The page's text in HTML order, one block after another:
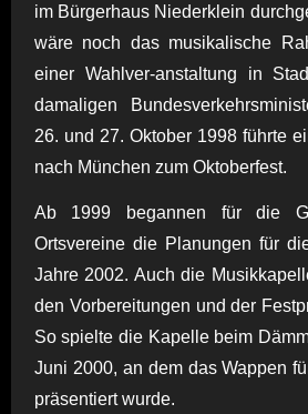
im Bürgerhaus Niederklein
wäre noch das musikalische
einer Wahlver-anstaltung in
damaligen
26. und 27. Oktober 1998 führte
nach München zum Oktoberfest.
Ab 1999 begannen für die
Ortsvereine die Planungen für
Jahre 2002. Auch die
den Vorbereitungen und der
So spielte die Kapelle beim
Juni 2000, an dem das Wappen
präsentiert wurde.